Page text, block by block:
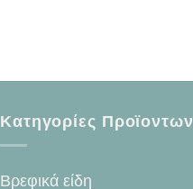
Κατηγορίες Προϊοντων
Βρεφικά είδη